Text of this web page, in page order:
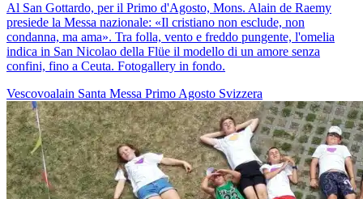
Al San Gottardo, per il Primo d'Agosto, Mons. Alain de Raemy
presiede la Messa nazionale: «Il cristiano non esclude, non
condanna, ma ama». Tra folla, vento e freddo pungente, l'omelia
indica in San Nicolao della Flüe il modello di un amore senza
confini, fino a Ceuta. Fotogallery in fondo.
Vescovoalain Santa Messa Primo Agosto Svizzera